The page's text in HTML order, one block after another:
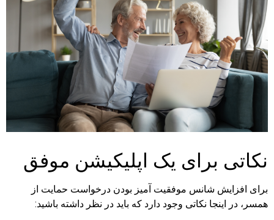
نکاتی برای یک اپلیکیشن موفق
برای افزایش شانس موفقیت آمیز بودن درخواست حمایت از
همسر، در اینجا نکاتی وجود دارد که باید در نظر داشته باشید: